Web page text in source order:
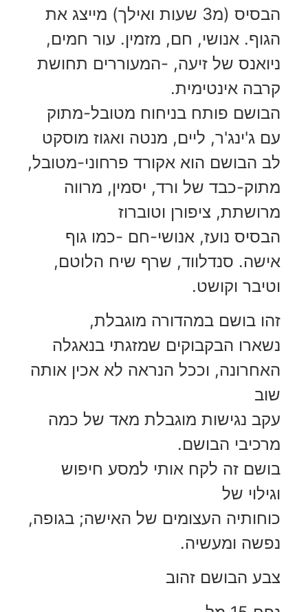
הבסיס (מ3 שעות ואילך) מייצג את
הגוף. אנושי, חם, מזמין. עור חמים,
ניואנס של זיעה, -המעוררים תחושת
קרבה אינטימית.
הבושם פותח בניחוח מטובל-מתוק
עם ג'ינג'ר, ליים, מנטה ואגוז מוסקט
לב הבושם הוא אקורד פרחוני-מטובל,
מתוק-כבד של ורד, יסמין, מרווה
מרושתת, ציפורן וטוברוז
הבסיס נועז, אנושי-חם -כמו גוף
אישה. סנדלווד, שרף שיח הלוטם,
וטיבר וקושט.
זהו בושם במהדורה מוגבלת,
נשארו הבקבוקים שמזגתי בנאגלה
האחרונה, וככל הנראה לא אכין אותה
שוב
עקב נגישות מוגבלת מאד של כמה
מרכיבי הבושם.
בושם זה לקח אותי למסע חיפוש
וגילוי של
כוחותיה העצומים של האישה; בגופה,
נפשה ומעשיה.
צבע הבושם זהוב